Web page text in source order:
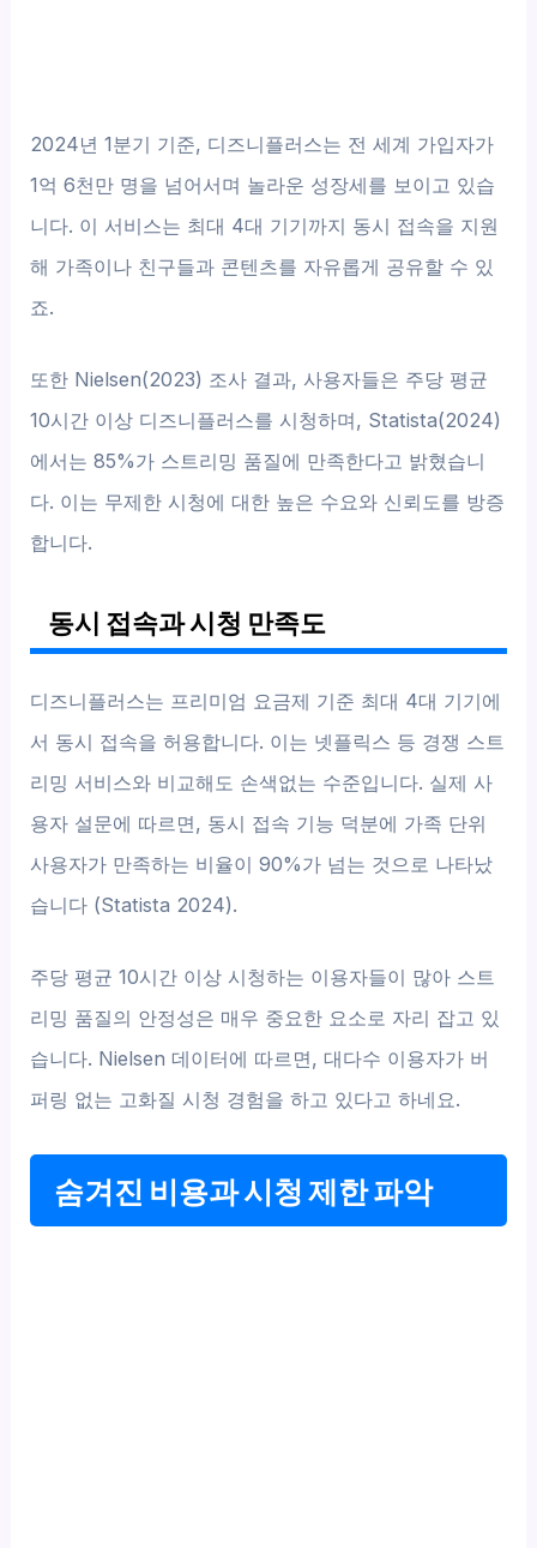
2024년 1분기 기준, 디즈니플러스는 전 세계 가입자가
1억 6천만 명을 넘어서며 놀라운 성장세를 보이고 있습
니다. 이 서비스는 최대 4대 기기까지 동시 접속을 지원
해 가족이나 친구들과 콘텐츠를 자유롭게 공유할 수 있
죠.
또한 Nielsen(2023) 조사 결과, 사용자들은 주당 평균
10시간 이상 디즈니플러스를 시청하며, Statista(2024)
에서는 85%가 스트리밍 품질에 만족한다고 밝혔습니
다. 이는 무제한 시청에 대한 높은 수요와 신뢰도를 방증
합니다.
동시 접속과 시청 만족도
디즈니플러스는 프리미엄 요금제 기준 최대 4대 기기에
서 동시 접속을 허용합니다. 이는 넷플릭스 등 경쟁 스트
리밍 서비스와 비교해도 손색없는 수준입니다. 실제 사
용자 설문에 따르면, 동시 접속 기능 덕분에 가족 단위
사용자가 만족하는 비율이 90%가 넘는 것으로 나타났
습니다 (Statista 2024).
주당 평균 10시간 이상 시청하는 이용자들이 많아 스트
리밍 품질의 안정성은 매우 중요한 요소로 자리 잡고 있
습니다. Nielsen 데이터에 따르면, 대다수 이용자가 버
퍼링 없는 고화질 시청 경험을 하고 있다고 하네요.
숨겨진 비용과 시청 제한 파악